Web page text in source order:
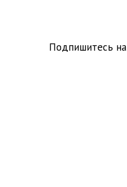
Подпишитесь